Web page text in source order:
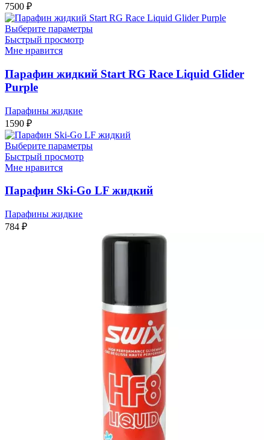
7500 ₽
Выберите параметры
Быстрый просмотр
Мне нравится
Парафин жидкий Start RG Race Liquid Glider
Purple
Парафины жидкие
1590 ₽
Выберите параметры
Быстрый просмотр
Мне нравится
Парафин Ski-Go LF жидкий
Парафины жидкие
784 ₽